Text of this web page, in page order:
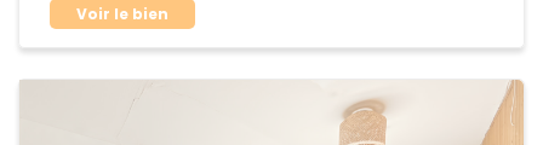
Voir le bien